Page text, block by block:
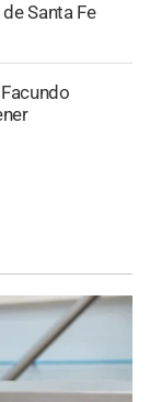
Santa Fe